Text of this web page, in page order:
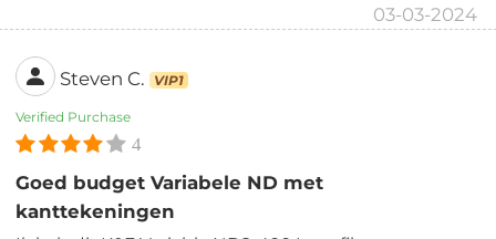
03-03-2024
Steven C. VIP1
Verified Purchase
4
Goed budget Variabele ND met
kanttekeningen